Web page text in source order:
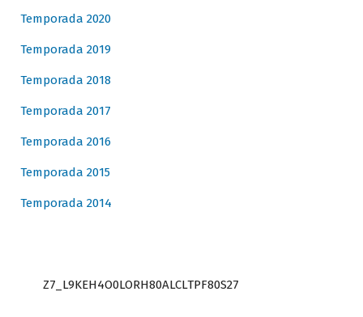
Temporada 2020
Temporada 2019
Temporada 2018
Temporada 2017
Temporada 2016
Temporada 2015
Temporada 2014
Z7_L9KEH4O0LORH80ALCLTPF80S27